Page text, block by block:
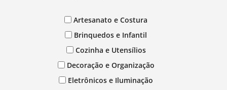
Artesanato e Costura
Brinquedos e Infantil
Cozinha e Utensílios
Decoração e Organização
Eletrônicos e Iluminação